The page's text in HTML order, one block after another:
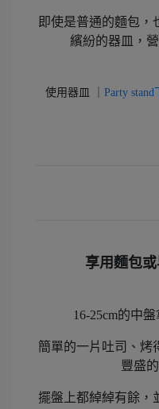
即使是普通的麵包，
繽紛的器皿，
使用器皿 ｜ Party
享用麵包
16-25cm的中
簡單的一片吐司、烤
豐盛
擺盤上都綽綽有餘，